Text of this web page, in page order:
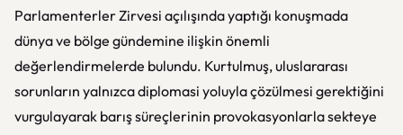
Parlamenterler Zirvesi açılışında yaptığı konuşmada
dünya ve bölge gündemine ilişkin önemli
değerlendirmelerde bulundu. Kurtulmuş, uluslararası
sorunların yalnızca diplomasi yoluyla çözülmesi gerektiğini
vurgulayarak barış süreçlerinin provokasyonlarla sekteye